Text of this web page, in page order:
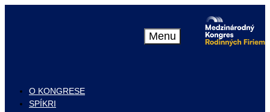
Menu
O KONGRESE
SPÍKRI